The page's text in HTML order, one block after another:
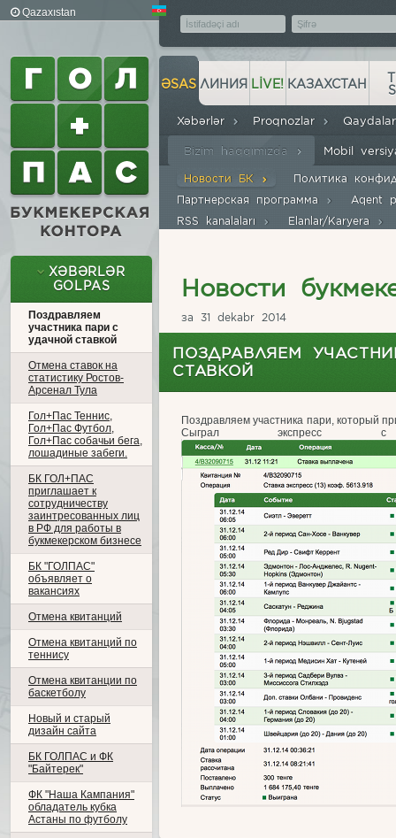
Qazaxıstan
XƏBƏRLƏR
GOLPAS
Поздравляем
участника пари с
удачной ставкой
Отмена ставок на
статистику Ростов-
Арсенал Тула
Гол+Пас Теннис,
Гол+Пас Футбол,
Гол+Пас собачьи бега,
лошадиные забеги.
БК ГОЛ+ПАС
приглашает к
сотрудничеству
заинтресованных лиц
в РФ для работы в
букмекерском бизнесе
БК "ГОЛПАС"
объявляет о
вакансиях
Отмена квитанций
Отмена квитанций по
теннису
Отмена квитанции по
баскетболу
Новый и старый
дизайн сайта
БК ГОЛПАС и ФК
"Байтерек"
ФК "Наша Кампания"
обладатель кубка
Астаны по футболу
ƏSAS
Xəbərlər Proqnozlar
Bizim haqqımızda
Новости БК
Политика
Партнерская программа
Aqent
RSS kanalaları
Elanlar/Karyera
Mobil
ЛИНИЯ LIVE! КАЗАХСТАН
Новости
за 31 dekabr 2014
ПОЗДРАВЛЯЕМ
СТАВКОЙ
Поздравляем участника пари, который
Сыграл экспресс с